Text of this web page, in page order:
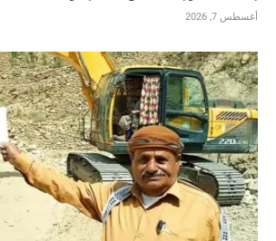
أغسطس 7, 2026